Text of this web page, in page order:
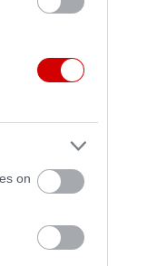
on
συγγραφείς
εξαιρετικά
από τονέο βιβλίο
τιςεκδόσεις